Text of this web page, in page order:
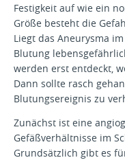
Festigkeit auf wie ein
Größe besteht die
Liegt das Aneurysma
Blutung
werden erst entdeckt,
Dann sollte rasch
Blutungsereignis zu
Zunächst ist eine
Gefäßverhältnisse im
Grundsätzlich gibt es